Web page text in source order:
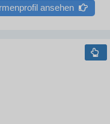
ansehen